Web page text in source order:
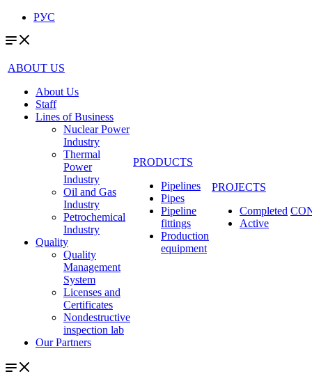
РУС
ABOUT US
About Us
Staff
Lines of Business
Nuclear Power
Industry
Thermal
Power
Industry
Oil and Gas
Industry
Petrochemical
Industry
Quality
Quality
Management
System
Licenses and
Certificates
Nondestructive
inspection lab
Our Partners
PRODUCTS
Pipelines
Pipes
Pipeline
fittings
Production
equipment
PROJECTS
Completed
Active